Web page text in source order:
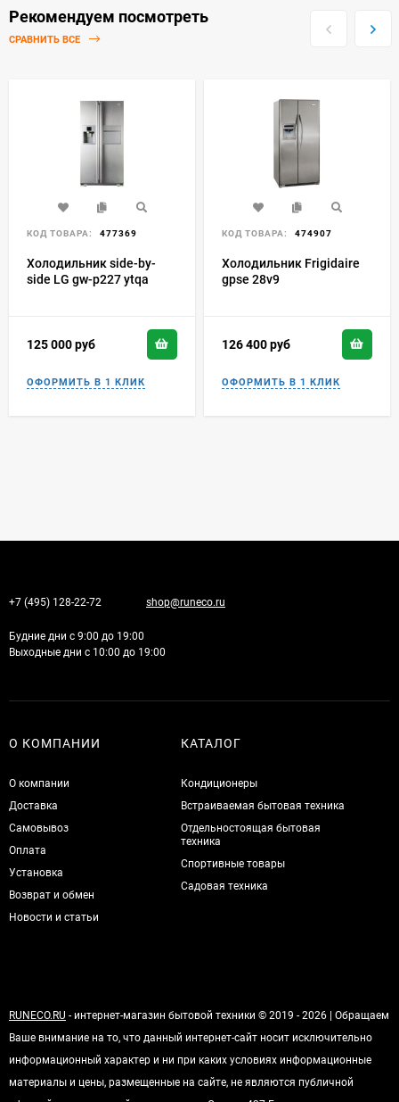
Рекомендуем посмотреть
СРАВНИТЬ ВСЕ
КОД ТОВАРА: 477369
Холодильник side-by-
side LG gw-p227 ytqa
125 000руб
КОД ТОВАРА: 474907
Холодильник Frigidaire
gpse 28v9
126 400руб
+7 (495) 128-22-72 shop@runeco.ru
Будние дни с 9:00 до 19:00
Выходные дни с 10:00 до 19:00
О КОМПАНИИ
О компании
Доставка
Самовывоз
Оплата
Установка
Возврат и обмен
Новости и статьи
КАТАЛОГ
Кондиционеры
Встраиваемая бытовая техника
Отдельностоящая бытовая
техника
Спортивные товары
Садовая техника
RUNECO.RU - интернет-магазин бытовой техники © 2019 - 2026 | Обращаем
Ваше внимание на то, что данный интернет-сайт носит исключительно
информационный характер и ни при каких условиях информационные
материалы и цены, размещенные на сайте, не являются публичной